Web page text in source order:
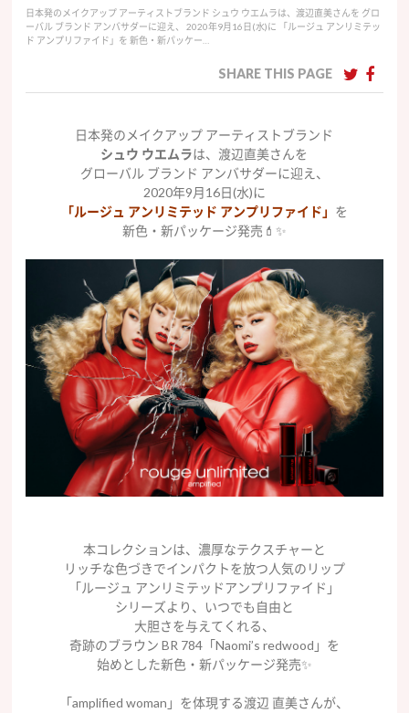
日本発のメイクアップ アーティストブランド シュウ ウエムラは、渡辺直美さんを グロ
ーバル ブランド アンバサダーに迎え、 2020年9月16日(水)に 「ルージュ アンリミテッ
ド アンプリファイド」を 新色・新パッケー…
SHARE THIS PAGE
日本発のメイクアップ アーティストブランド
シュウ ウエムラは、渡辺直美さんを
グローバル ブランド アンバサダーに迎え、
2020年9月16日(水)に
「ルージュ アンリミテッド アンプリファイド」 を
新色・新パッケージ発売💄✨
本コレクションは、濃厚なテクスチャーと
リッチな色づきでインパクトを放つ人気のリップ
「ルージュ アンリミテッドアンプリファイド」
シリーズより、いつでも自由と
大胆さを与えてくれる、
奇跡のブラウン BR 784「Naomi’s redwood」を
始めとした新色・新パッケージ発売✨
「amplified woman」を体現する渡辺 直美さんが、